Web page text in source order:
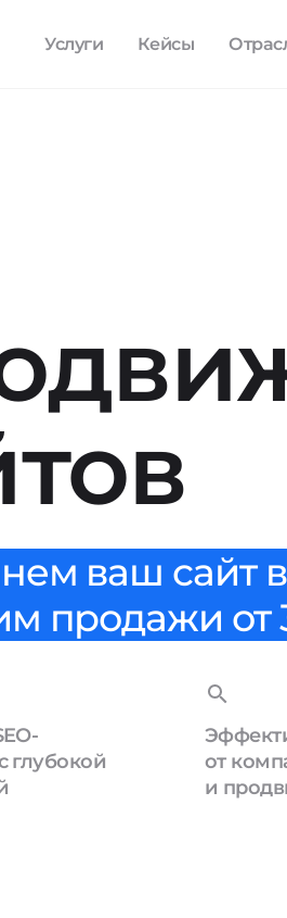
Услуги Кейсы
ваш сайт
продажи от
глубокой
от
и